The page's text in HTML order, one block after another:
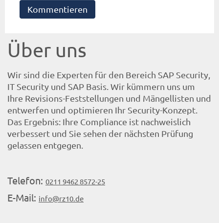
Kommentieren
Über uns
Wir sind die Experten für den Bereich SAP Security,
IT Security und SAP Basis. Wir kümmern uns um
Ihre Revisions-Feststellungen und Mängellisten und
entwerfen und optimieren Ihr Security-Konzept.
Das Ergebnis: Ihre Compliance ist nachweislich
verbessert und Sie sehen der nächsten Prüfung
gelassen entgegen.
Telefon: 0211 9462 8572-25
E-Mail: info@rz10.de